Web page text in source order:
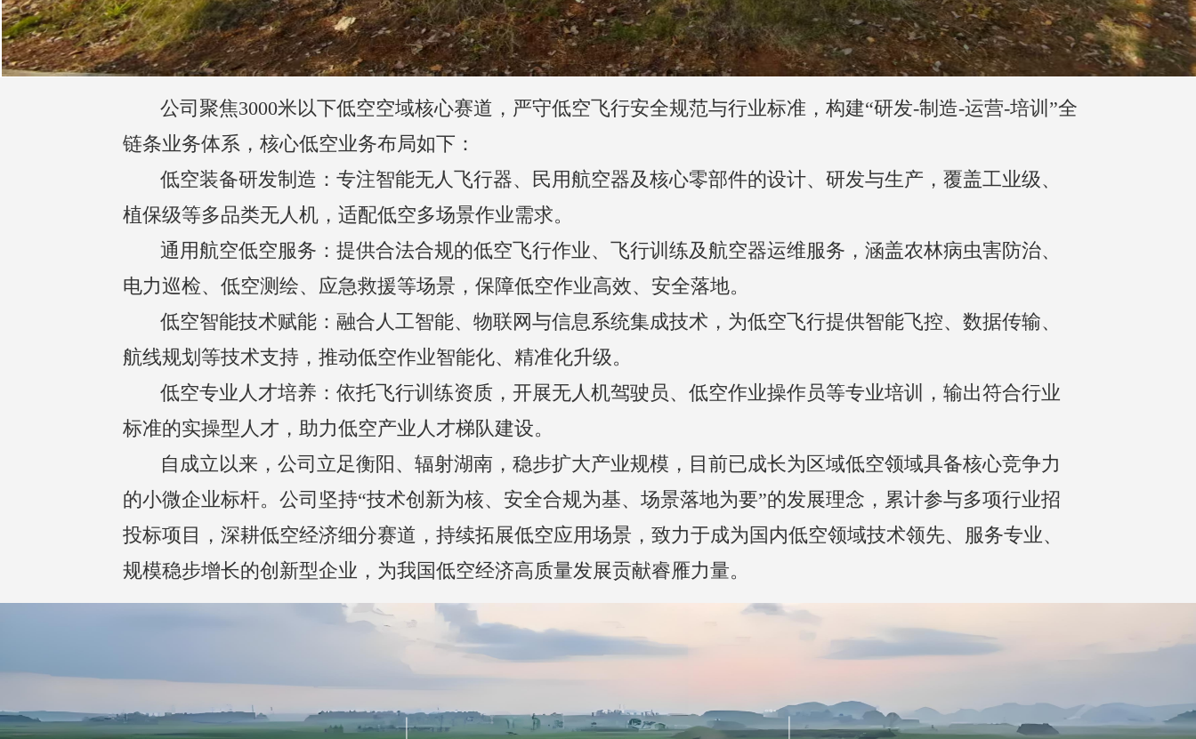
链条业务体系，核心低空业务布局如下：
植保级等多品类无人机，适配低空多场景作业需求。
电力巡检、低空测绘、应急救援等场景，保障低空作业高效、安全落地。
航线规划等技术支持，推动低空作业智能化、精准化升级。
标准的实操型人才，助力低空产业人才梯队建设。
的小微企业标杆。公司坚持“技术创新为核、安全合规为基、场景落地为要”的发展理念，累计参与多项行业招
投标项目，深耕低空经济细分赛道，持续拓展低空应用场景，致力于成为国内低空领域技术领先、服务专业、
规模稳步增长的创新型企业，为我国低空经济高质量发展贡献睿雁力量。